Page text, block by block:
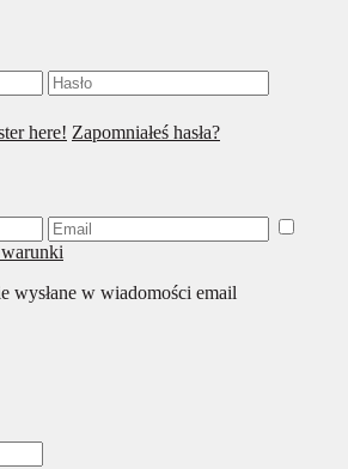
here! Zapomniałeś hasła?
wysłane w wiadomości email